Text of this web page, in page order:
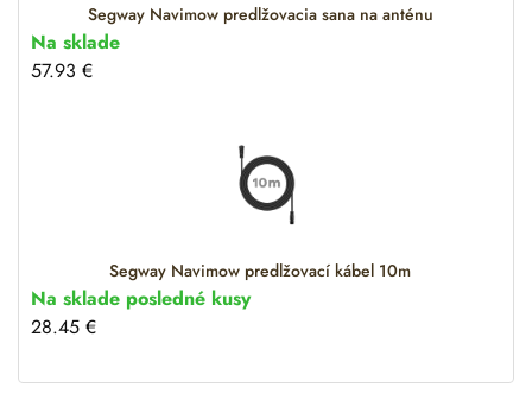
Segway Navimow predlžovacia sana na anténu
Na sklade
57.93 €
Segway Navimow predlžovací kábel 10m
Na sklade posledné kusy
28.45 €